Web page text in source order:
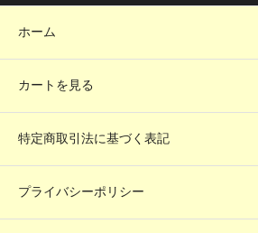
ホーム
カートを見る
特定商取引法に基づく表記
プライバシーポリシー